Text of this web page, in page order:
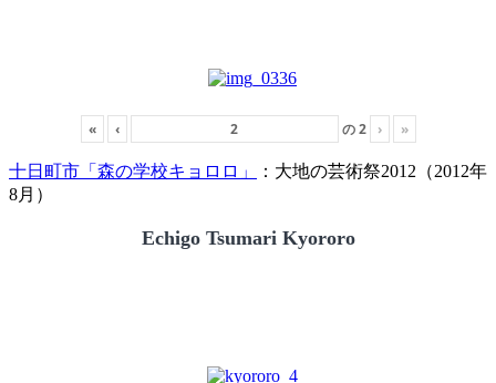
« ‹ の2 › »
十日町市「森の学校キョロロ」
：大地の芸術祭2012（2012年
8月）
Echigo Tsumari Kyororo